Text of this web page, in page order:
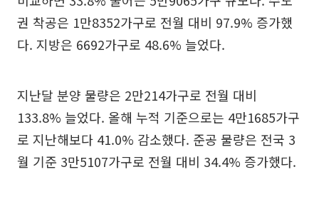
권 착공은 1만8352가구로 전월 대비 97.9% 증가했
다. 지방은 6692가구로 48.6% 늘었다.
지난달 분양 물량은 2만214가구로 전월 대비
133.8% 늘었다. 올해 누적 기준으로는 4만1685가구
로 지난해보다 41.0% 감소했다. 준공 물량은 전국 3
월 기준 3만5107가구로 전월 대비 34.4% 증가했다.